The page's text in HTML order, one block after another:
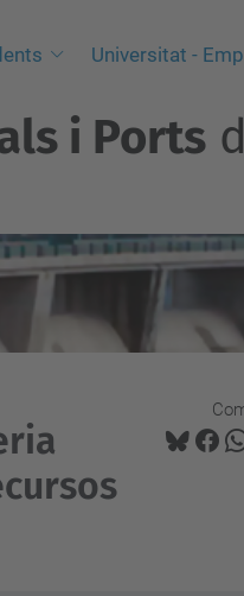
Universitat -
i Ports